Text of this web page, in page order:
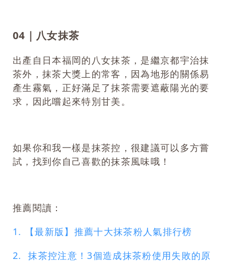
04｜八女抹茶
出產自日本福岡的八女抹茶，是繼京都宇治抹
茶外，抹茶大獎上的常客，因為地形的關係易
產生霧氣，正好滿足了抹茶需要遮蔽陽光的要
求，因此嚐起來特別甘美。
如果你和我一樣是抹茶控，很建議可以多方嘗
試，找到你自己喜歡的抹茶風味哦！
推薦閱讀：
1. 【最新版】推薦十大抹茶粉人氣排行榜
2. 抹茶控注意！3個造成抹茶粉使用失敗的原